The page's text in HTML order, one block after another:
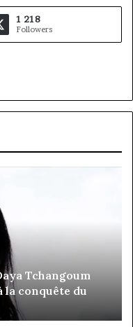
1 218
Followers
Tchangoum
la conquête du